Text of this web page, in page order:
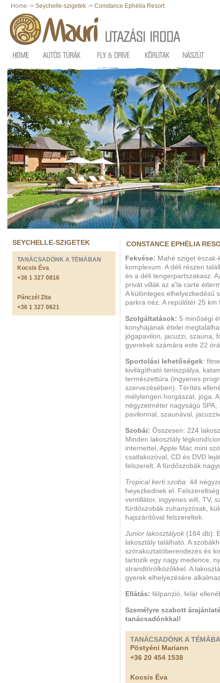
Home -> Seychelle-szigetek -> Constance Ephélia Resort
SEYCHELLE-SZIGETEK
TANÁCSADÓNK A TÉMÁBAN
Kocsis Éva
+36 1 327 0816
Pánczél Zita
+36 1 327 0821
CONSTANCE EPHÉLIA
Fekvése: Mahé sziget
komplexum. A déli részen
és a déli tengerpartszakasz.
privát villák az a'la carte
A különleges elhelyezkedésű
parkra néz. A repülőtér 25
Szolgáltatások: 5 minőségi
konyhájának ételei
jógapavilon, jacuzzi, szauna,
gyerekek számára este 22
Sportolási lehetőségek:
kivilágítható teniszpálya,
természettúra (ingyenes
szervezésében). Térítés
mélytengeri horgászat, jóga.
négyzetméter nagyságú
pavilonnal, szaunával,
Szobái: Összesen: 224
Minden lakosztály
internettel, Apple Mac mini
csatlakozóval, CD és DVD
felszerelt. A fürdőszobák
Tropical kerti szoba: 44
heyezkednek el.
ventillátor, ingyenes wifi, TV,
fürdőszobák zuhanyzósak,
hajszárítóval felszereltek.
Junior lakosztályok (184 db):
lakosztály található. A
szórakoztatóberendezés és
tartozik egy nagy medence,
strandtörölközőkkel. A
gyerek elhelyezésére
Ellátás: félpanzió, felár
Személyre szabott
tanácsadónkkal!
TANÁCSADÓNK A
Pöstyéni Mariann
+36 20 454 1538
Kocsis Éva